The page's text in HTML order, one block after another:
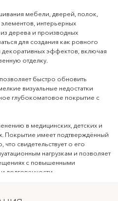
мебели, дверей, полок,
интерьерных
дерева и производных
для создания как ровного
эффектов, включая
отделку.
быстро обновить
визуальные недостатки
глубокоматовое покрытие с
в медицинских, детских и
Покрытие имеет подтверждённый
что свидетельствует о его
нагрузкам и позволяет
с повышенными
долговечности.
МДФ, ДСП, фанера, ранее
поверхности,
элементы, металл
двери, полки, стеллажи,
предметы декора, деревянные
окрашивание,
поверхности, создание
покрытия
/ бархатисто-матовая
валик, краскопульт
г/м², зависит от